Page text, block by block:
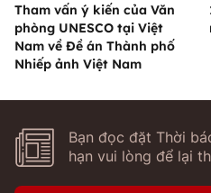
Tham vấn ý kiến của Văn
phòng UNESCO tại Việt
Nam về Đề án Thành phố
Nhiếp ảnh Việt Nam
Bạn đọc đặt Thời
hạn vui lòng để lại